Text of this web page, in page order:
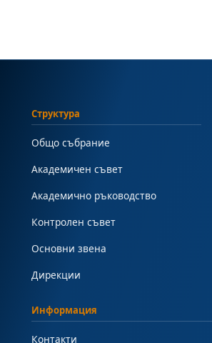
Структура
Общо събрание
Академичен съвет
Академично ръководство
Контролен съвет
Основни звена
Дирекции
Информация
Контакти